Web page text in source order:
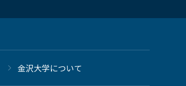
金沢大学について